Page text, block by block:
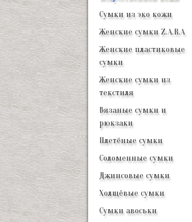
Сумки из эко кожи
Женские сумки Z.A.R.A
Женские пластиковые
сумки
Женские сумки из
текстиля
Вязаные сумки и
рюкзаки
Плетёные сумки
Соломенные сумки
Джинсовые сумки
Холщёвые сумки
Сумки авоськи